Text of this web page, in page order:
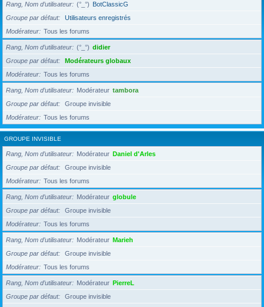
Rang, Nom d’utilisateur (°_°) BotClassicG
Groupe par défaut
Utilisateurs enregistrés
Modérateur
Tous les forums
Rang, Nom d’utilisateur (°_°) didier
Groupe par défaut
Modérateurs globaux
Modérateur
Tous les forums
Rang, Nom d’utilisateur Modérateur tambora
Groupe par défaut
Groupe invisible
Modérateur
Tous les forums
GROUPE INVISIBLE
Rang, Nom d’utilisateur Modérateur Daniel d'Arles
Groupe par défaut
Groupe invisible
Modérateur
Tous les forums
Rang, Nom d’utilisateur Modérateur globule
Groupe par défaut
Groupe invisible
Modérateur
Tous les forums
Rang, Nom d’utilisateur Modérateur Marieh
Groupe par défaut
Groupe invisible
Modérateur
Tous les forums
Rang, Nom d’utilisateur Modérateur PierreL
Groupe par défaut
Groupe invisible